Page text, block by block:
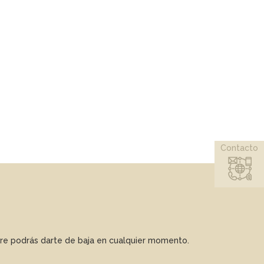
podrás darte de baja en cualquier momento.
Contacto